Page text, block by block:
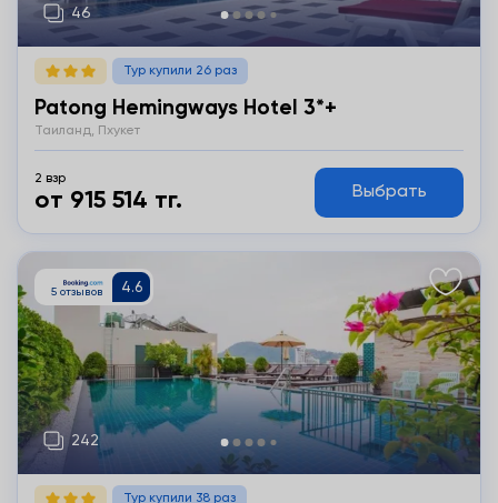
Тур купили 26 раз
Patong Hemingways Hotel 3*+
Таиланд, Пхукет
2 взр
от 915 514 тг. Выбрать
Тур купили 38 раз
Подробнее